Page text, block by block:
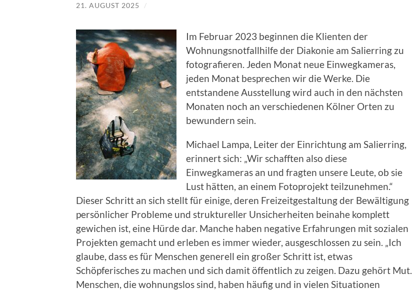
21. AUGUST 2025 /
Im Februar 2023 beginnen die Klienten der
Wohnungsnotfallhilfe der Diakonie am Salierring zu
fotografieren. Jeden Monat neue Einwegkameras,
jeden Monat besprechen wir die Werke. Die
entstandene Ausstellung wird auch in den nächsten
Monaten noch an verschiedenen Kölner Orten zu
bewundern sein.
Michael Lampa, Leiter der Einrichtung am Salierring,
erinnert sich: „Wir schafften also diese
Einwegkameras an und fragten unsere Leute, ob sie
Lust hätten, an einem Fotoprojekt teilzunehmen.“
Dieser Schritt an sich stellt für einige, deren Freizeitgestaltung der Bewältigung
persönlicher Probleme und struktureller Unsicherheiten beinahe komplett
gewichen ist, eine Hürde dar. Manche haben negative Erfahrungen mit sozialen
Projekten gemacht und erleben es immer wieder, ausgeschlossen zu sein. „Ich
glaube, dass es für Menschen generell ein großer Schritt ist, etwas
Schöpferisches zu machen und sich damit öffentlich zu zeigen. Dazu gehört Mut.
Menschen, die wohnungslos sind, haben häufig und in vielen Situationen